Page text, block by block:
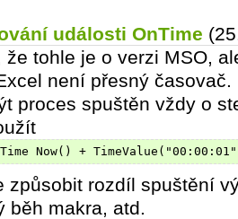
události OnTime
že tohle je o verzi MSO,
není přesný časovač.
proces spuštěn vždy o
Now() +
způsobit rozdíl spuštění
běh makra, atd.